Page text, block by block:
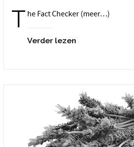
T he Fact Checker (meer…)
Verder lezen